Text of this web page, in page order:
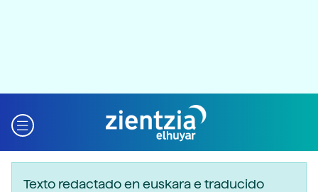
Texto redactado en euskara e traducido